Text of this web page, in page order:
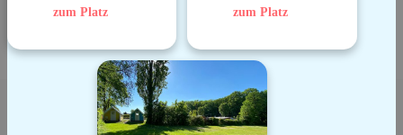
zum Platz zum Platz